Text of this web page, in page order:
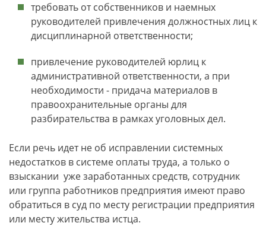
требовать от собственников и наемных
руководителей привлечения должностных лиц к
дисциплинарной ответственности;
привлечение руководителей юрлиц к
административной ответственности, а при
необходимости - придача материалов в
правоохранительные органы для
разбирательства в рамках уголовных дел.
Если речь идет не об исправлении системных
недостатков в системе оплаты труда, а только о
взыскании уже заработанных средств, сотрудник
или группа работников предприятия имеют право
обратиться в суд по месту регистрации предприятия
или месту жительства истца.